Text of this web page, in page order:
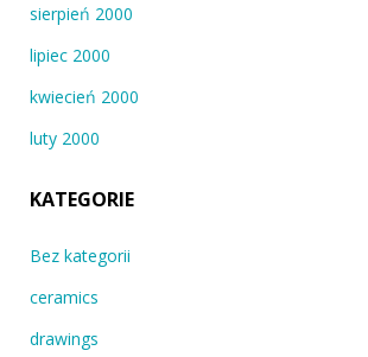
sierpień 2000
lipiec 2000
kwiecień 2000
luty 2000
KATEGORIE
Bez kategorii
ceramics
drawings